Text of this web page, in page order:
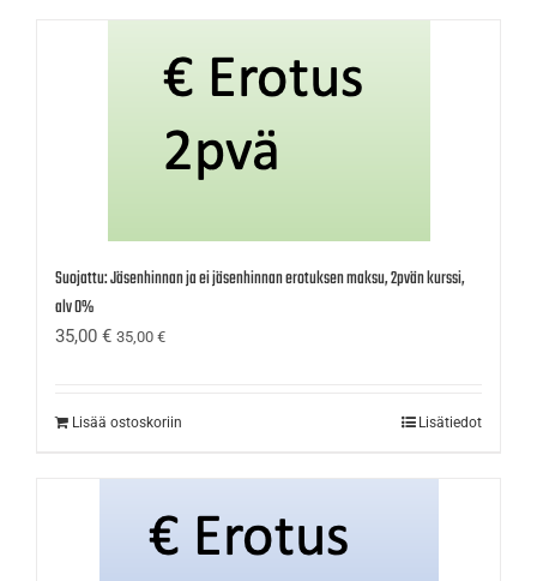
Suojattu: Jäsenhinnan ja ei jäsenhinnan erotuksen maksu, 2pvän kurssi,
alv 0%
35,00 € 35,00 €
Lisää ostoskoriin Lisätiedot